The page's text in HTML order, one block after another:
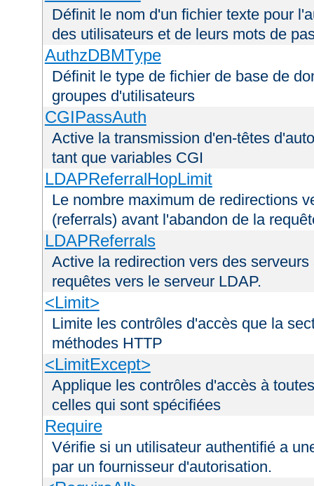
Définit le nom d'un fichier texte pour
des utilisateurs et de leurs mots de
AuthzDBMType
Définit le type de fichier de base de
groupes d'utilisateurs
CGIPassAuth
Active la transmission d'en-têtes
tant que variables CGI
LDAPReferralHopLimit
Le nombre maximum de redirections
(referrals) avant l'abandon de la
LDAPReferrals
Active la redirection vers des
requêtes vers le serveur LDAP.
<Limit>
Limite les contrôles d'accès que la
méthodes HTTP
<LimitExcept>
Applique les contrôles d'accès à
celles qui sont spécifiées
Require
Vérifie si un utilisateur authentifié a
par un fournisseur d'autorisation.